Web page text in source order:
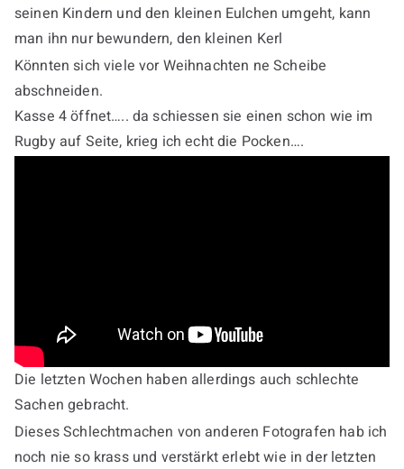
seinen Kindern und den kleinen Eulchen umgeht, kann
man ihn nur bewundern, den kleinen Kerl
Könnten sich viele vor Weihnachten ne Scheibe
abschneiden.
Kasse 4 öffnet….. da schiessen sie einen schon wie im
Rugby auf Seite, krieg ich echt die Pocken….
Die letzten Wochen haben allerdings auch schlechte
Sachen gebracht.
Dieses Schlechtmachen von anderen Fotografen hab ich
noch nie so krass und verstärkt erlebt wie in der letzten